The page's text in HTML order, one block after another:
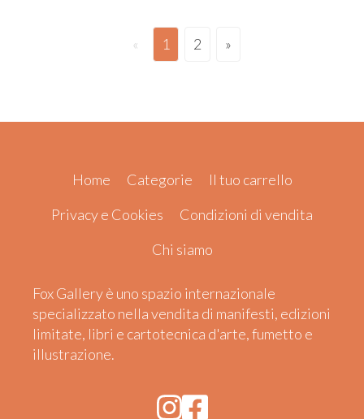
« 1 2 »
Home Categorie
Il tuo carrello
Privacy e Cookies
Condizioni di vendita
Chi siamo
Fox Gallery è uno spazio internazionale
specializzato nella vendita di manifesti, edizioni
limitate, libri e cartotecnica d'arte, fumetto e
illustrazione.